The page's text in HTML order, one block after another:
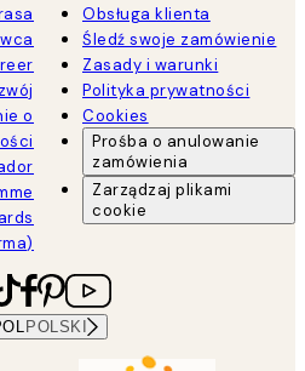
o
Obsługa klienta
Śledź swoje zamówienie
Zasady i warunki
Polityka prywatności
Cookies
Prośba o anulowanie
zamówienia
Zarządzaj plikami
cookie
POLSKI